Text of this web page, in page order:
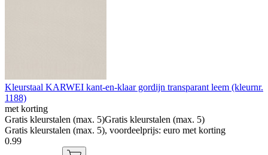
Kleurstaal KARWEI kant-en-klaar gordijn transparant leem (kleurnr.
1188)
met korting
Gratis kleurstalen (max. 5)Gratis kleurstalen (max. 5)
Gratis kleurstalen (max. 5), voordeelprijs: euro met korting
0.99